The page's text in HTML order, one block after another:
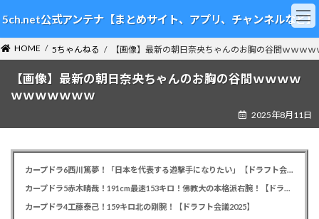
ン
テ
ン
ツ
ビ
ゲ
ー
シ
5ch.net公式アンテナ【まとめサイト、アプリ、チャンネルなど】
HOME 5ちゃんねる 【画像】最新の朝日奈央ちゃんのお胸の谷間ｗｗｗ
【画像】最新の朝日奈央ちゃんのお胸の谷間ｗｗｗｗ
ｗｗｗｗｗｗｗ
2025年8月11日
カープドラ6西川篤夢！「日本を代表する遊撃手になりたい」【ドラフト会議2025】
カープドラ5赤木晴哉！191cm最速153キロ！佛教大の本格派右腕！【ドラフト会議2025】
カープドラ4工藤泰己！159キロ北の剛腕！【ドラフト会議2025】